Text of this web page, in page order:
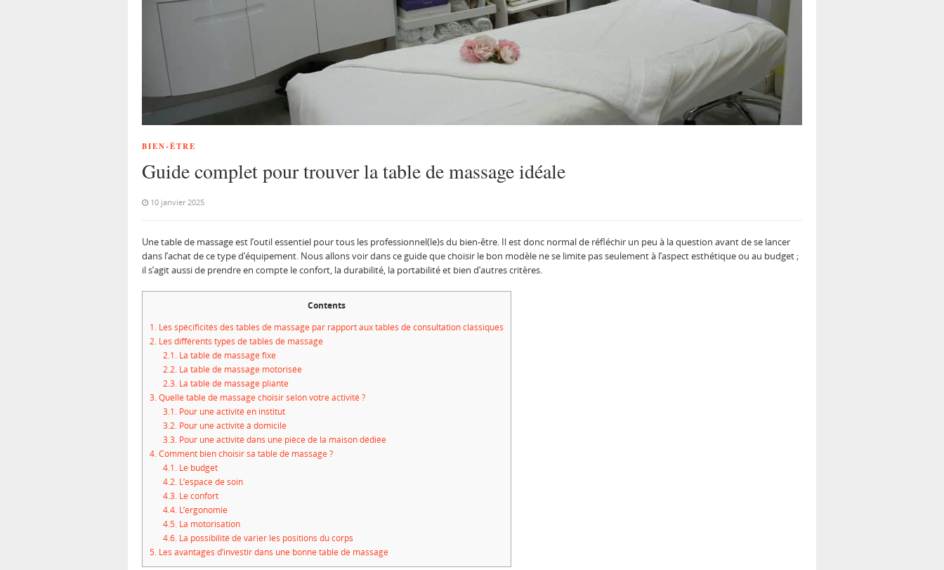
BIEN-ÊTRE
Guide complet pour trouver la table de massage idéale
10 janvier 2025
Une table de massage est l’outil essentiel pour tous les professionnel(le)s du bien-être. Il est donc normal de réfléchir un peu à la question avant de se lancer
dans l’achat de ce type d’équipement. Nous allons voir dans ce guide que choisir le bon modèle ne se limite pas seulement à l’aspect esthétique ou au budget ;
il s’agit aussi de prendre en compte le confort, la durabilité, la portabilité et bien d’autres critères.
Contents
1. Les spécificités des tables de massage par rapport aux tables de consultation classiques
2. Les différents types de tables de massage
2.1.La table de massage fixe
2.2.La table de massage motorisée
2.3.La table de massage pliante
3.Quelle table de massage choisir selon votre activité ?
3.1.Pour une activité en institut
3.2.Pour une activité à domicile
3.3.Pour une activité dans une pièce de la maison dédiée
4.Comment bien choisir sa table de massage ?
4.1.Le budget
4.2.L’espace de soin
4.3.Le confort
4.4.L’ergonomie
4.5.La motorisation
4.6.La possibilité de varier les positions du corps
5. Les avantages d’investir dans une bonne table de massage